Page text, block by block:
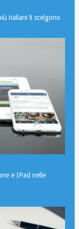
italiani li scelgono
e IPad nelle